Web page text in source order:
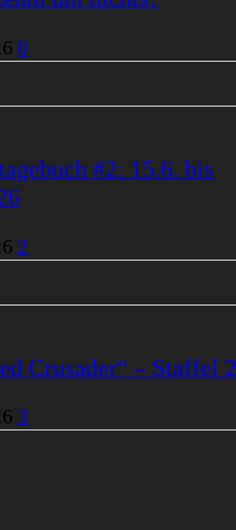
0
#2: 15.6. bis
2
Crusader“ – Staffel 2
3